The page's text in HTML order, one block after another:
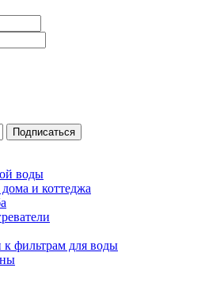
Подписаться
воды
и коттеджа
фильтрам для воды